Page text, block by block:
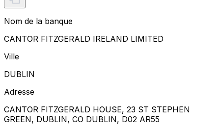
Nom de la banque
CANTOR FITZGERALD IRELAND LIMITED
Ville
DUBLIN
Adresse
CANTOR FITZGERALD HOUSE, 23 ST STEPHEN
GREEN, DUBLIN, CO DUBLIN, D02 AR55